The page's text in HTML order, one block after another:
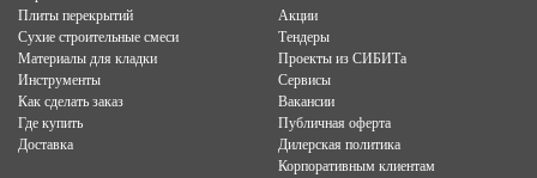
Плиты перекрытий
Сухие строительные смеси
Материалы для кладки
Инструменты
Как сделать заказ
Где купить
Доставка
Акции
Тендеры
Проекты из СИБИТа
Сервисы
Вакансии
Публичная оферта
Дилерская политика
Корпоративным клиентам